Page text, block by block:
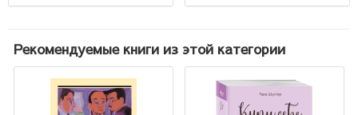
Рекомендуемые книги из этой категории